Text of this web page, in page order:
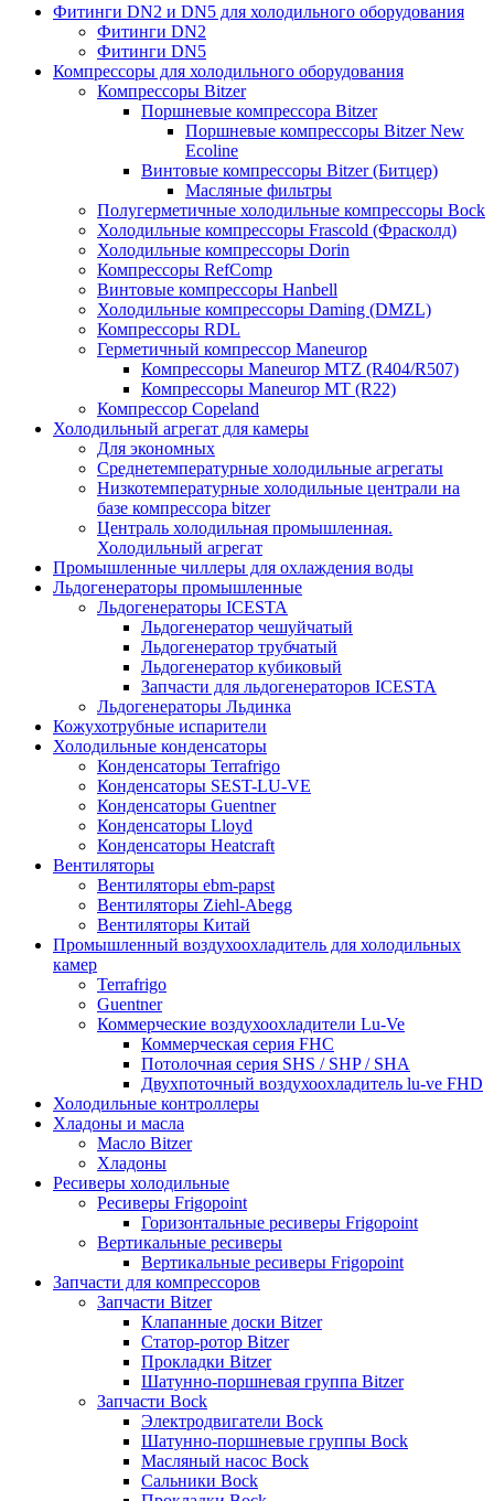
Фитинги DN2 и DN5 для холодильного оборудования
Фитинги DN2
Фитинги DN5
Компрессоры для холодильного оборудования
Компрессоры Bitzer
Поршневые компрессора Bitzer
Поршневые компрессоры Bitzer New
Ecoline
Винтовые компрессоры Bitzer (Битцер)
Масляные фильтры
Полугерметичные холодильные компрессоры Bock
Холодильные компрессоры Frascold (Фрасколд)
Холодильные компрессоры Dorin
Компрессоры RefComp
Винтовые компрессоры Hanbell
Холодильные компрессоры Daming (DMZL)
Компрессоры RDL
Герметичный компрессор Maneurop
Компрессоры Maneurop MTZ (R404/R507)
Компрессоры Maneurop MT (R22)
Компрессор Copeland
Холодильный агрегат для камеры
Для экономных
Среднетемпературные холодильные агрегаты
Низкотемпературные холодильные централи на
базе компрессора bitzer
Централь холодильная промышленная.
Холодильный агрегат
Промышленные чиллеры для охлаждения воды
Льдогенераторы промышленные
Льдогенераторы ICESTA
Льдогенератор чешуйчатый
Льдогенератор трубчатый
Льдогенератор кубиковый
Запчасти для льдогенераторов ICESTA
Льдогенераторы Льдинка
Кожухотрубные испарители
Холодильные конденсаторы
Конденсаторы Terrafrigo
Конденсаторы SEST-LU-VE
Конденсаторы Guentner
Конденсаторы Lloyd
Конденсаторы Heatcraft
Вентиляторы
Вентиляторы ebm-papst
Вентиляторы Ziehl-Abegg
Вентиляторы Китай
Промышленный воздухоохладитель для холодильных
камер
Terrafrigo
Guentner
Коммерческие воздухоохладители Lu-Ve
Коммерческая серия FHC
Потолочная серия SHS / SHP / SHA
Двухпоточный воздухоохладитель lu-ve FHD
Холодильные контроллеры
Хладоны и масла
Масло Bitzer
Хладоны
Ресиверы холодильные
Ресиверы Frigopoint
Горизонтальные ресиверы Frigopoint
Вертикальные ресиверы
Вертикальные ресиверы Frigopoint
Запчасти для компрессоров
Запчасти Bitzer
Клапанные доски Bitzer
Статор-ротор Bitzer
Прокладки Bitzer
Шатунно-поршневая группа Bitzer
Запчасти Bock
Электродвигатели Bock
Шатунно-поршневые группы Bock
Масляный насос Bock
Сальники Bock